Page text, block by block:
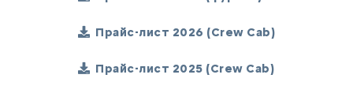
Прайс-лист 2026 (Crew Cab)
Прайс-лист 2025 (Crew Cab)